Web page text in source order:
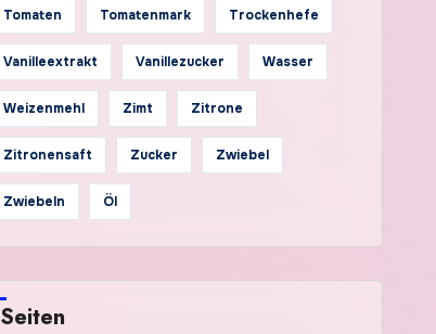
Tomaten Tomatenmark Trockenhefe
Vanilleextrakt Vanillezucker Wasser
Weizenmehl Zimt Zitrone
Zitronensaft Zucker Zwiebel
Zwiebeln Öl
Seiten